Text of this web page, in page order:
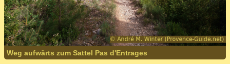
Weg aufwärts zum Sattel Pas d'Entrages